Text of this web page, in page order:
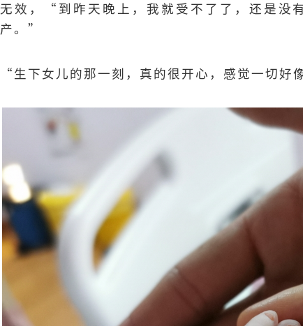
无效，“到昨天晚上，我就受不了了，还是没
产。”
“生下女儿的那一刻，真的很开心，感觉一切好